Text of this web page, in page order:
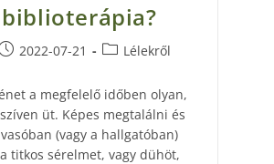
biblioterápia?
2022-07-21 Lélekről
a megfelelő időben olyan,
üt. Képes megtalálni és
(vagy a hallgatóban)
titkos sérelmet, vagy dühöt,